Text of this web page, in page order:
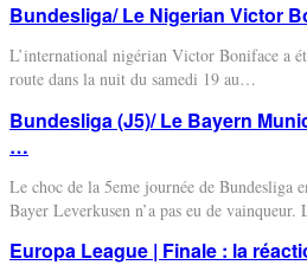
Bundesliga/ Le Nigerian Victor
L’international nigérian Victor Boniface a
route dans la nuit du samedi 19 au…
Bundesliga (J5)/ Le Bayern
…
Le choc de la 5eme journée de Bundesliga
Bayer Leverkusen n’a pas eu de vainqueur.
Europa League | Finale : la